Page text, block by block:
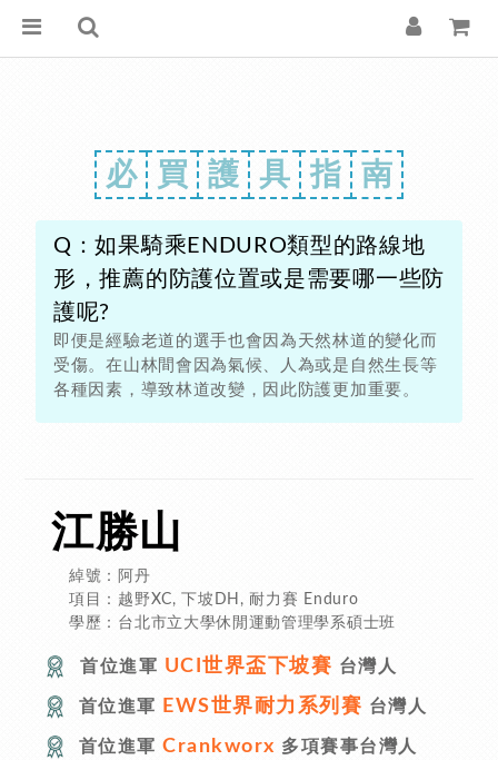
必 買 護 具 指 南
Q：如果騎乘ENDURO類型的路線地
形，推薦的防護位置或是需要哪一些防
護呢?
即便是經驗老道的選手也會因為天然林道的變化而
受傷。在山林間會因為氣候、人為或是自然生長等
各種因素，導致林道改變，因此防護更加重要。
江勝山
綽號：阿丹
項目：越野XC, 下坡DH, 耐力賽 Enduro
學歷：台北市立大學休閒運動管理學系碩士班
首位進軍 UCI世界盃下坡賽 台灣人
首位進軍 EWS世界耐力系列賽 台灣人
首位進軍 Crankworx 多項賽事台灣人